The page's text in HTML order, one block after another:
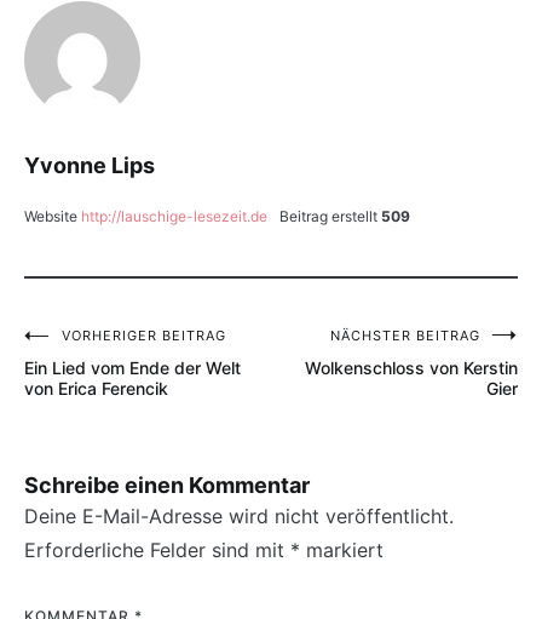
Yvonne Lips
Website http://lauschige-lesezeit.de Beitrag erstellt 509
Beitragsnavigation
VORHERIGER BEITRAG
Ein Lied vom Ende der Welt
von Erica Ferencik
NÄCHSTER BEITRAG
Wolkenschloss von Kerstin
Gier
Schreibe einen Kommentar
Deine E-Mail-Adresse wird nicht veröffentlicht.
Erforderliche Felder sind mit * markiert